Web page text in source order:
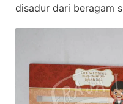
disadur dari beragam